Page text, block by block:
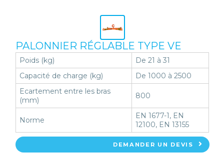
PALONNIER RÉGLABLE TYPE VE
Poids (kg)
De 21 à 31
Capacité de charge (kg)
De 1000 à 2500
Ecartement entre les bras
(mm)
800
Norme
EN 1677-1, EN
12100, EN 13155
DEMANDER UN DEVIS